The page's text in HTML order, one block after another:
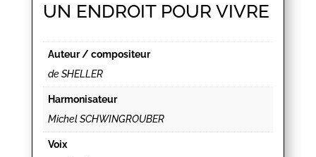
UN ENDROIT POUR VIVRE
Auteur / compositeur
de SHELLER
Harmonisateur
Michel SCHWINGROUBER
Voix